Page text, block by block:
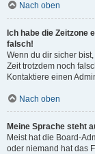
Nach oben
Ich habe die Zeitzone
falsch!
Wenn du dir sicher
Zeit trotzdem noch
Kontaktiere einen
Nach oben
Meine Sprache steht
Meist hat die Board-
oder niemand hat das